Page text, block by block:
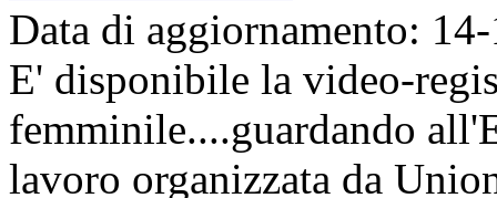
Data di aggiornamento:
E' disponibile la video-
femminile....guardando
lavoro organizzata da